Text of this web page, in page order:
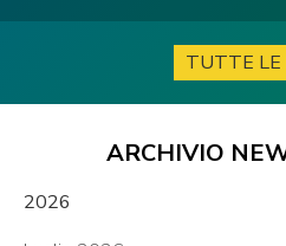
TUTTE LE
ARCHIVIO
2026